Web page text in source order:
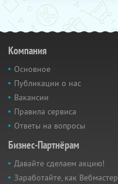
Компания
Основное
Публикации о нас
Вакансии
Правила сервиса
Ответы на вопросы
Бизнес-Партнёрам
Давайте сделаем акцию!
Заработайте, как Вебмастер